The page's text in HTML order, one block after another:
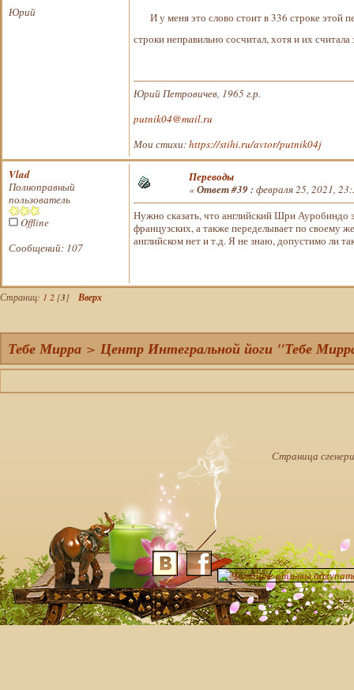
Юрий
И у меня это слово стоит в 336 строке этой
строки неправильно сосчитал, хотя и их
Юрий Петровичев, 1965 г.р.
putnik04@mail.ru
Мои стихи:https://stihi.ru/avtor/putnik04j
Vlad
Полноправный
пользователь
Offline
Сообщений: 107
Переводы
«Ответ #39 :февраля 25, 2021,
Нужно сказать, что английский Шри Ауробиндо
французских, а также переделывает по своему
английском нет и т.д. Я не знаю, допустимо ли
Страниц: 1 2 [3] Вверх
Тебе Мирра > Центр Интегральной йоги "Тебе
Страница